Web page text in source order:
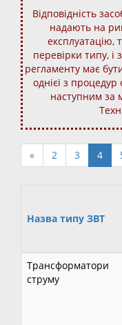
Відповідність
надають на
експлуатацію,
перевірки типу, і
регламенту має
однієї з процедур
наступним за
« 2 3 4
Назва типу ЗВТ
Трансформатори
струму